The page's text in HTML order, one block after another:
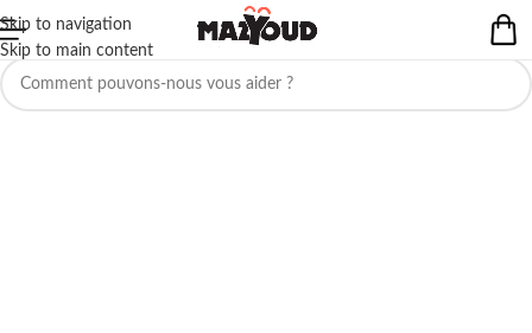
Skip to navigation
Skip to main content
Aucun produit ne correspond à votre sélection.